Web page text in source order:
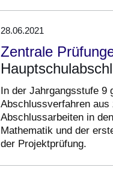
28.06.2021
Zentrale
In der Jahrgangsstufe 9
Abschlussverfahren aus
Abschlussarbeiten in
Mathematik und der
der Projektprüfung.